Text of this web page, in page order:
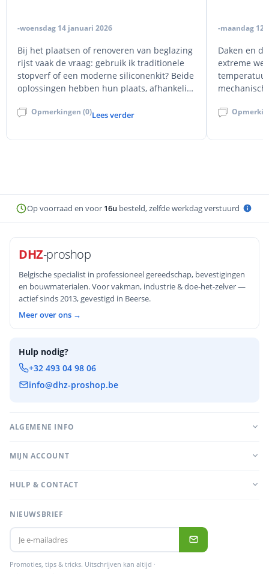
-woensdag 14 januari 2026
Bij het plaatsen of renoveren van beglazing
rijst vaak de vraag: gebruik ik traditionele
stopverf of een moderne siliconenkit? Beide
oplossingen hebben hun plaats, afhankelijk
en de technische eisen.
Opmerkingen (0)Lees verder
-maandag 12
Daken en
extreme
structurele
voor deze
Op voorraad en voor 16ubesteld, zelfde werkdag verstuurd
DHZ-proshop
Belgische specialist in professioneel gereedschap, bevestigingen
en bouwmaterialen. Voor vakman, industrie & doe-het-zelver —
actief sinds 2013, gevestigd in Beerse.
Meer over ons →
Hulp nodig?
+32 493 04 98 06
info@dhz-proshop.be
ALGEMENE INFO
MIJN ACCOUNT
HULP & CONTACT
NIEUWSBRIEF
Promoties, tips & tricks. Uitschrijven kan altijd ·